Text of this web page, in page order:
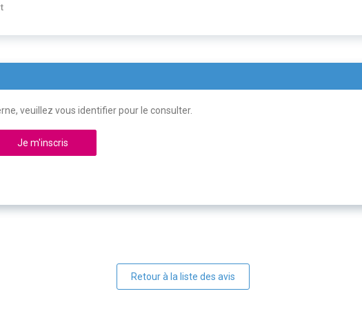
veuillez vous identifier pour le consulter.
Je m'inscris
Retour à la liste des avis